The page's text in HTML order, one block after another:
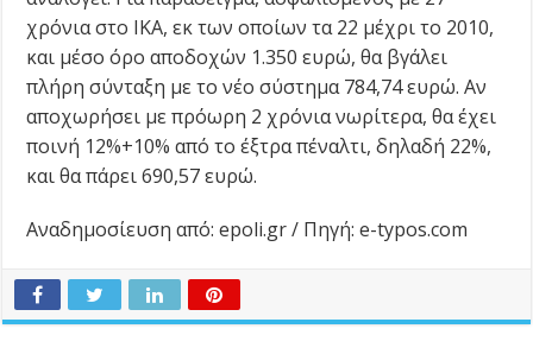
χρόνια στο ΙΚΑ, εκ των οποίων τα 22 μέχρι το 2010,
και μέσο όρο αποδοχών 1.350 ευρώ, θα βγάλει
πλήρη σύνταξη με το νέο σύστημα 784,74 ευρώ. Αν
αποχωρήσει με πρόωρη 2 χρόνια νωρίτερα, θα έχει
ποινή 12%+10% από το έξτρα πέναλτι, δηλαδή 22%,
και θα πάρει 690,57 ευρώ.
Αναδημοσίευση από: epoli.gr / Πηγή: e-typos.com